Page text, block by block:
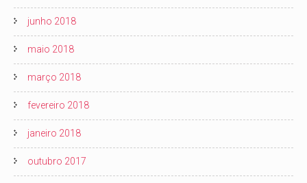
junho 2018
maio 2018
março 2018
fevereiro 2018
janeiro 2018
outubro 2017